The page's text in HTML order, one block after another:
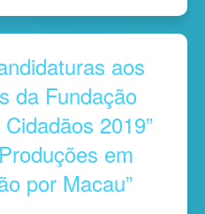
aos
da Fundação
2019”
em
por Macau”